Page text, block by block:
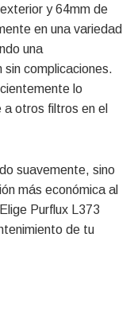
y 64mm de
en una variedad
una
sin complicaciones.
lo
a otros filtros en el
suavemente, sino
más económica al
Purflux L373
de tu